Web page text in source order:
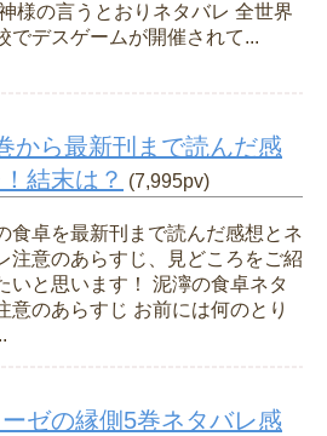
様の言うとおりネタバレ 全世界
でデスゲームが開催されて...
から最新刊まで読んだ感
結末は？ (7,995pv)
食卓を最新刊まで読んだ感想とネ
注意のあらすじ、見どころをご紹
いと思います！ 泥濘の食卓ネタ
意のあらすじ お前には何のとり
ゼの縁側5巻ネタバレ感